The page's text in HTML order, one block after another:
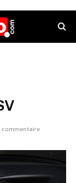
commentaire